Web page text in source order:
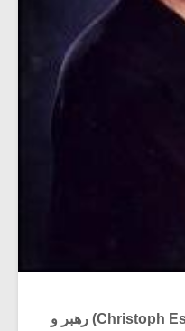
کریستوف ایشنباخ (Christoph Eschenbach) رهبر و